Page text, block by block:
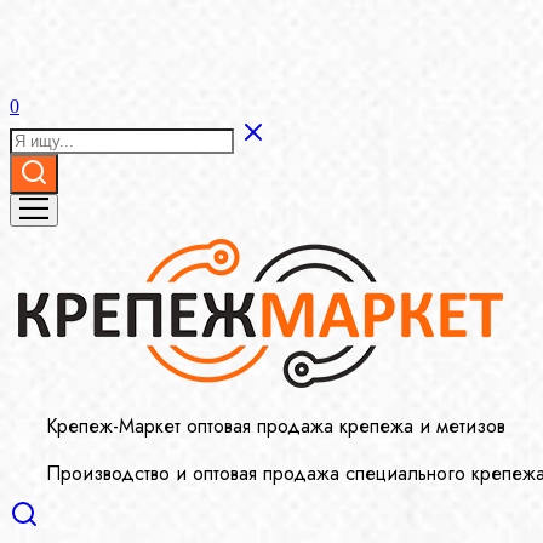
0
Крепеж-Маркет оптовая продажа крепежа и метизов
Производство и оптовая продажа специального